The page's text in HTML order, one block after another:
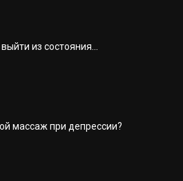
из состояния...
массаж при депрессии?